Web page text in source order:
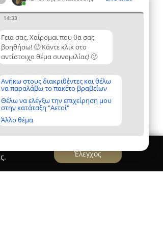
14:33
Γεια σας. Χαίρομαι που θα σας
βοηθήσω! 🙂 Κάντε κλικ στο
αντίστοιχο θέμα συνομιλίας! 🙂
Ανήκω στους διακριθέντες και θέλω
να παραλάβω το πακέτο βραβείων
Θέλω να ελέγξω την επιχείρηση μου
στην κατάταξη "Αετοί"
Άλλο θέμα
Έλεγχος